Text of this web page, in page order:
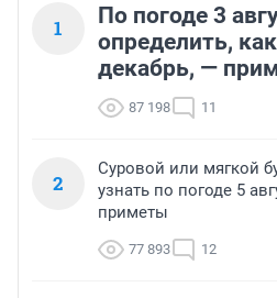
1
По погоде 3
определить,
декабрь, —
87 198 11
2
Суровой или мягкой
узнать по погоде 5
приметы
77 893 12